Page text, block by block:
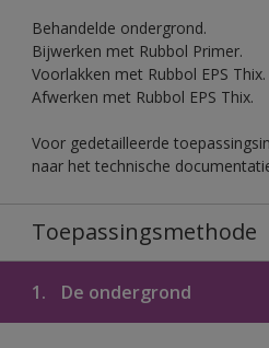
Behandelde ondergrond.
Bijwerken met Rubbol Primer.
Voorlakken met Rubbol EPS Thix.
Afwerken met Rubbol EPS Thix.
Voor gedetailleerde
naar het technische
Toepassingsmethode
1. De ondergrond